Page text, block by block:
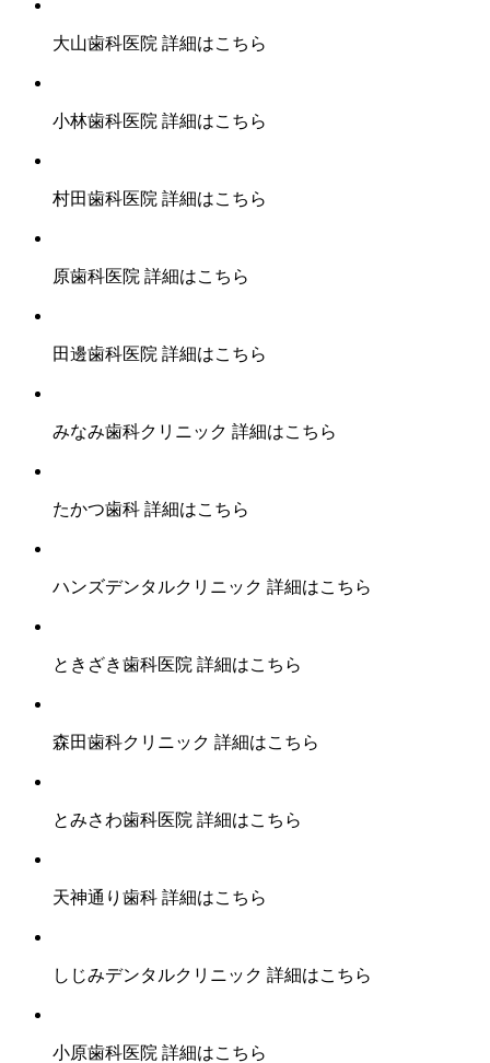
大山歯科医院 詳細はこちら
小林歯科医院 詳細はこちら
村田歯科医院 詳細はこちら
原歯科医院 詳細はこちら
田邊歯科医院 詳細はこちら
みなみ歯科クリニック 詳細はこちら
たかつ歯科 詳細はこちら
ハンズデンタルクリニック 詳細はこちら
ときざき歯科医院 詳細はこちら
森田歯科クリニック 詳細はこちら
とみさわ歯科医院 詳細はこちら
天神通り歯科 詳細はこちら
しじみデンタルクリニック 詳細はこちら
小原歯科医院 詳細はこちら